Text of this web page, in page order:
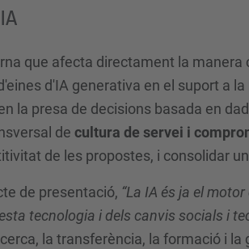
que afecta directament la manera
d'IA generativa en el suport a
la presa de decisions basada en
de cultura de servei i
de les propostes, i consolidar
de presentació, “La IA és ja el
tecnologia i dels canvis socials i
la transferència, la formació i